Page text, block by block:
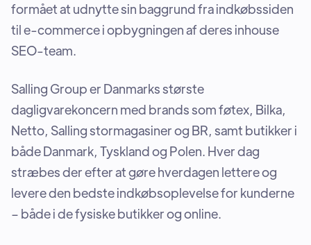
formået at udnytte sin baggrund fra indkøbssiden
til e-commerce i opbygningen af deres inhouse
SEO-team.
Salling Group er Danmarks største
dagligvarekoncern med brands som føtex, Bilka,
Netto, Salling stormagasiner og BR, samt butikker i
både Danmark, Tyskland og Polen. Hver dag
stræbes der efter at gøre hverdagen lettere og
levere den bedste indkøbsoplevelse for kunderne
– både i de fysiske butikker og online.